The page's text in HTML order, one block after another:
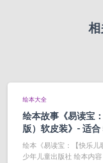
绘本大全
绘本故事《易读宝
版）软皮装》- 适
绘本《易读宝：【快乐
少年儿童出版社 绘本内